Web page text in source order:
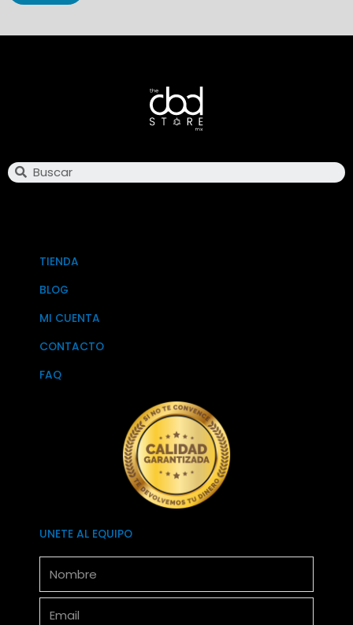
TIENDA
BLOG
MI CUENTA
CONTACTO
FAQ
UNETE AL EQUIPO